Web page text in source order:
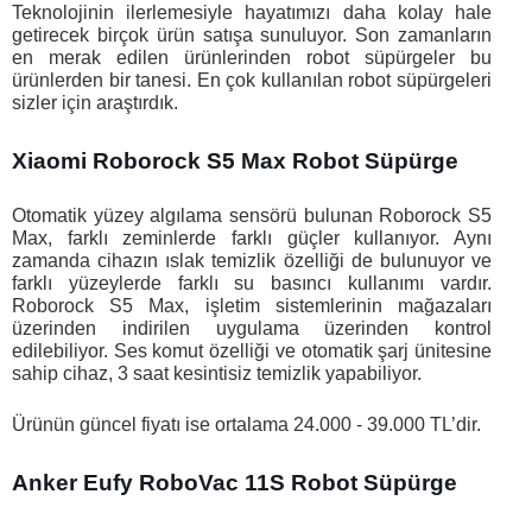
Teknolojinin ilerlemesiyle hayatımızı daha kolay hale
getirecek birçok ürün satışa sunuluyor. Son zamanların
en merak edilen ürünlerinden robot süpürgeler bu
ürünlerden bir tanesi. En çok kullanılan robot süpürgeleri
sizler için araştırdık.
Xiaomi Roborock S5 Max Robot Süpürge
Otomatik yüzey algılama sensörü bulunan Roborock S5
Max, farklı zeminlerde farklı güçler kullanıyor. Aynı
zamanda cihazın ıslak temizlik özelliği de bulunuyor ve
farklı yüzeylerde farklı su basıncı kullanımı vardır.
Roborock S5 Max, işletim sistemlerinin mağazaları
üzerinden indirilen uygulama üzerinden kontrol
edilebiliyor. Ses komut özelliği ve otomatik şarj ünitesine
sahip cihaz, 3 saat kesintisiz temizlik yapabiliyor.
Ürünün güncel fiyatı ise ortalama 24.000 - 39.000 TL’dir.
Anker Eufy RoboVac 11S Robot Süpürge